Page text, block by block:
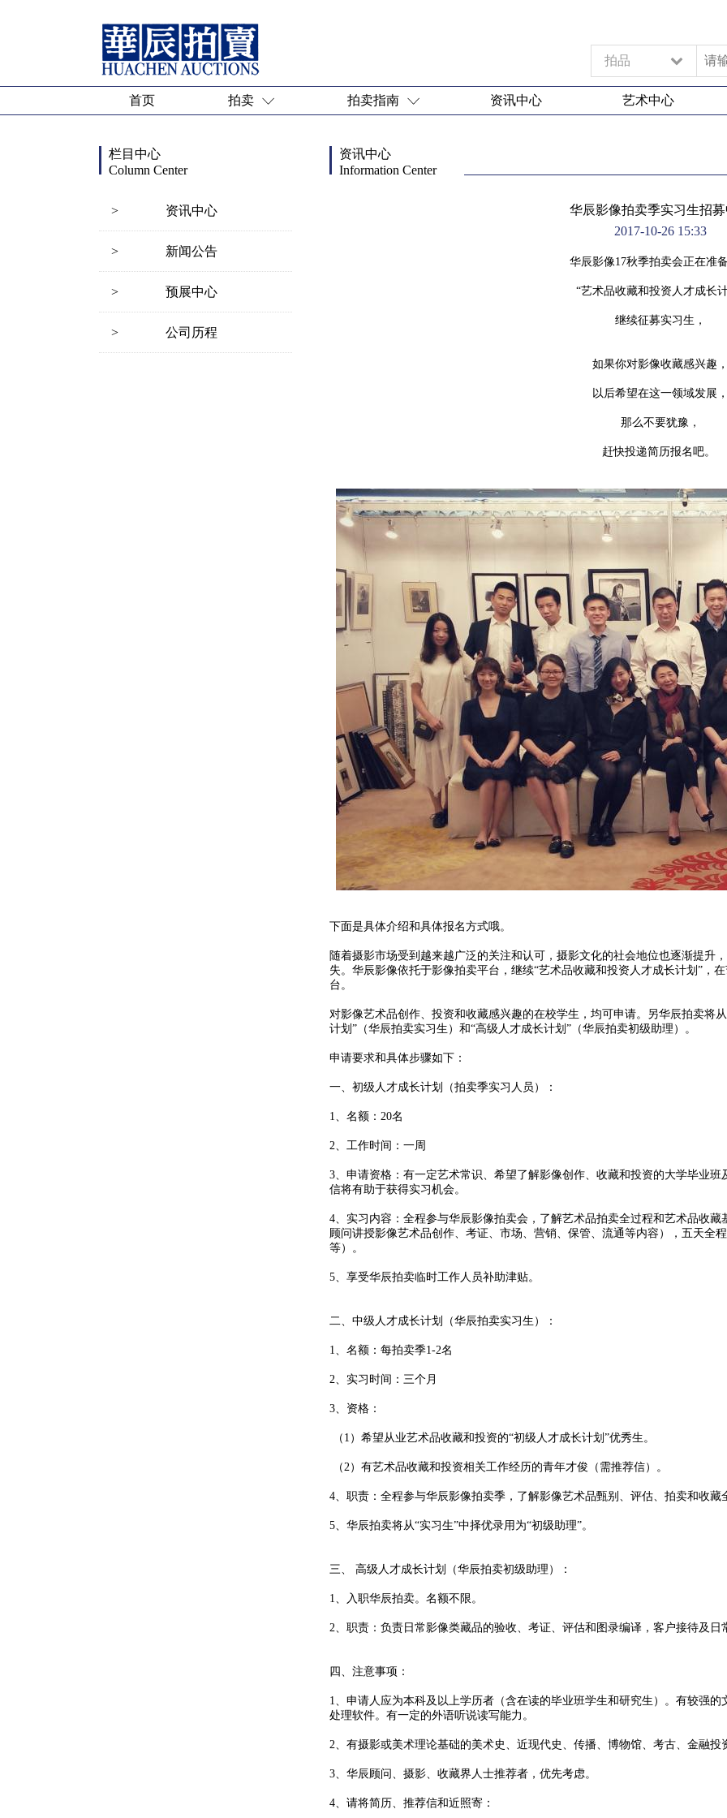
拍品
首页 拍卖 拍卖指南 资讯中心 艺术中心
栏目中心
Column Center
> 资讯中心
> 新闻公告
> 预展中心
> 公司历程
资讯中心
Information Center
华辰影像拍卖季实习生招
2017-10-26 15:33
华辰影像17秋季拍卖会正在准
“艺术品收藏和投资人才成长
继续征募实习生，
如果你对影像收藏感兴趣
以后希望在这一领域发展
那么不要犹豫，
赶快投递简历报名吧。
下面是具体介绍和具体报名方式哦。
随着摄影市场受到越来越广泛的关注和认可，摄影文化的社会地位也逐渐提升
失。华辰影像依托于影像拍卖平台，继续“艺术品收藏和投资人才成长计划”，
台。
对影像艺术品创作、投资和收藏感兴趣的在校学生，均可申请。另华辰拍卖将
计划”（华辰拍卖实习生）和“高级人才成长计划”（华辰拍卖初级助理）。
申请要求和具体步骤如下：
一、初级人才成长计划（拍卖季实习人员）：
1、名额：20名
2、工作时间：一周
3、申请资格：有一定艺术常识、希望了解影像创作、收藏和投资的大学毕业
信将有助于获得实习机会。
4、实习内容：全程参与华辰影像拍卖会，了解艺术品拍卖全过程和艺术品收
顾问讲授影像艺术品创作、考证、市场、营销、保管、流通等内容），五天全
等）。
5、享受华辰拍卖临时工作人员补助津贴。
二、中级人才成长计划（华辰拍卖实习生）：
1、名额：每拍卖季1-2名
2、实习时间：三个月
3、资格：
（1）希望从业艺术品收藏和投资的“初级人才成长计划”优秀生。
（2）有艺术品收藏和投资相关工作经历的青年才俊（需推荐信）。
4、职责：全程参与华辰影像拍卖季，了解影像艺术品甄别、评估、拍卖和收藏
5、华辰拍卖将从“实习生”中择优录用为“初级助理”。
三、 高级人才成长计划（华辰拍卖初级助理）：
1、入职华辰拍卖。名额不限。
2、职责：负责日常影像类藏品的验收、考证、评估和图录编译，客户接待及日
四、注意事项：
1、申请人应为本科及以上学历者（含在读的毕业班学生和研究生）。有较强
处理软件。有一定的外语听说读写能力。
2、有摄影或美术理论基础的美术史、近现代史、传播、博物馆、考古、金融
3、华辰顾问、摄影、收藏界人士推荐者，优先考虑。
4、请将简历、推荐信和近照寄：